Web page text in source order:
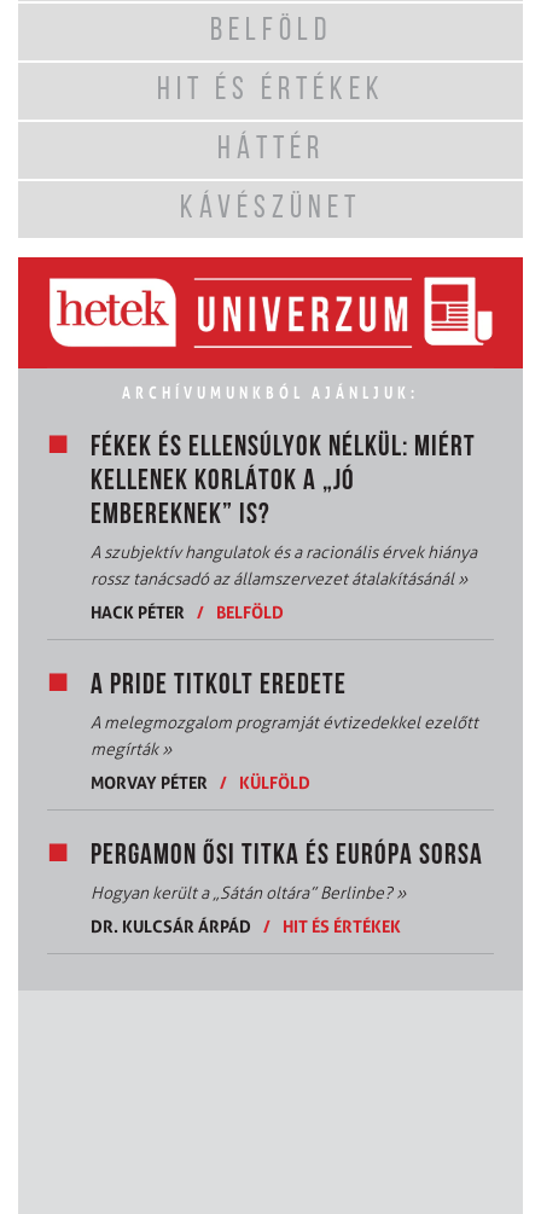
BELFÖLD
HIT ÉS ÉRTÉKEK
HÁTTÉR
KÁVÉSZÜNET
ARCHÍVUMUNKBÓL AJÁNLJUK:
FÉKEK ÉS ELLENSÚLYOK NÉLKÜL: MIÉRT
KELLENEK KORLÁTOK A „JÓ
EMBEREKNEK” IS?
A szubjektív hangulatok és a racionális érvek hiánya
rossz tanácsadó az államszervezet átalakításánál»
HACK PÉTER
/ BELFÖLD
A PRIDE TITKOLT EREDETE
A melegmozgalom programját évtizedekkel ezelőtt
megírták»
MORVAY PÉTER
/ KÜLFÖLD
PERGAMON ŐSI TITKA ÉS EURÓPA SORSA
Hogyan került a „Sátán oltára” Berlinbe?»
DR. KULCSÁR ÁRPÁD
/ HIT ÉS ÉRTÉKEK